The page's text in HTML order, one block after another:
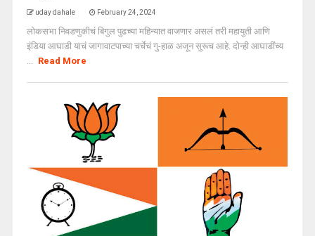
uday dahale February 24, 2024
लोकसभा निवडणुकीचं बिगुल पुढच्या महिन्यात वाजणार असलं तरी महायुती आणि
इंडिया आघाडी याचं जागावाटपाच्या चर्चेचं गु-हाळ अजून सुरूच आहे. दोन्ही आघाडींच्य
... Read More